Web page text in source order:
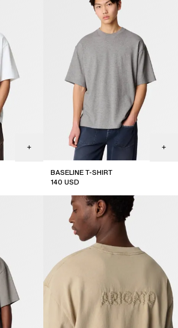
BASELINE T-SHIRT
140 USD